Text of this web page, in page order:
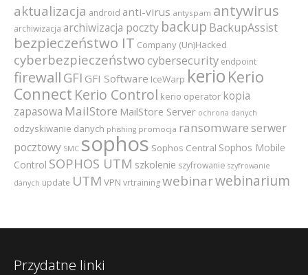
aktualizacja android anti-virus antyspam antywirus
archiwizacja archiwizacja poczty backup BackupAssist
bezpieczeństwo IT Company (Un)Hacked
cyberbezpieczeństwocybersecurity endpoint
firewall GFI GFI Software IceWarp kerio Kerio
Connect Kerio Control kerio operator kopia
zapasowa MailStore MailStore Server ochrona danych
odzyskiwanie danych phishing promocja ransomware serwer
pocztowy SMC sophos Sophos Central Sophos Mobile
Control SOPHOS UTM szkolenie szyfrowanie szyfrowanie
danych update UTM VPN vrtrainingwebinarwebinarium
Przydatne linki